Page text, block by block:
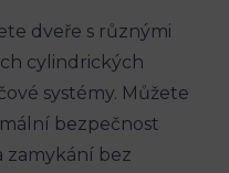
dveře s různými
cylindrických
systémy. Můžete
bezpečnost
zamykání bez